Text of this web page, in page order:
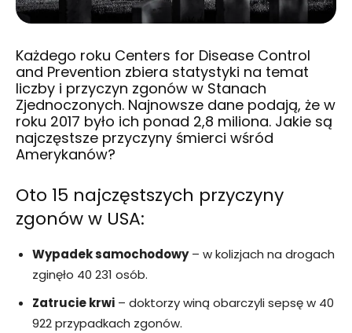
Każdego roku Centers for Disease Control
and Prevention zbiera statystyki na temat
liczby i przyczyn zgonów w Stanach
Zjednoczonych. Najnowsze dane podają, że w
roku 2017 było ich ponad 2,8 miliona. Jakie są
najczęstsze przyczyny śmierci wśród
Amerykanów?
Oto 15 najczęstszych przyczyny
zgonów w USA:
Wypadek samochodowy– w kolizjach na drogach
zginęło 40 231 osób.
Zatrucie krwi – doktorzy winą obarczyli sepsę w 40
922 przypadkach zgonów.